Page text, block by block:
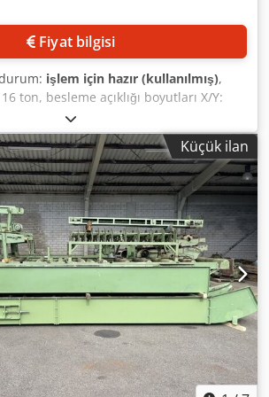
sırasında belediye atıklarının kabul
sarılmasına ve arıza giderilene
devam edebilmektir. Daha sonra
açılması ve atıkların normal yakma
planlanmıştır. Ancak bu en kötü
Sistem kuruldu, test edildi ve
operasyonda hiç kullanılmadı. Yalnızca
alınması ve test edilmesi
674 balya açıldı. Sistem çok iyi
kullanıma hazırdır. Yakma tesisindeki
nedeniyle balya açma ünitesinin
tahliye edilmesi gerekti. Bu nedenle
Balya açma sürecinin kısa
balyalar, bir forklift ile yandan veya
yerleştirilir. Açmak için
ipli bağları, konveyöre yatay olarak
aksi takdirde
döndürülmelidir. Açma konveyörü,
kesme ünitesinin önüne getirir.
veya ipli bağları tutar. Dönen bıçak,
Fiyat bilgisi
işlem için hazır (kullanılmış),
ton, besleme açıklığı boyutları X/Y:
dolum alanı boyutları X/Y/Z: 1100
balya boyutları X/Y/Z: 1100 mm/700
balya ağırlığı: 200 kg, bağlama: 4
yaklaşık 4-8 balya/saat, makine
1450 mm/950 mm/2400 mm,
kg. İş sağlığı ve güvenliği denetimi
yağı boşaltılmıştır. Makine
inceleme imkanı
Rhbopfx Abfeck
Küçük ilan